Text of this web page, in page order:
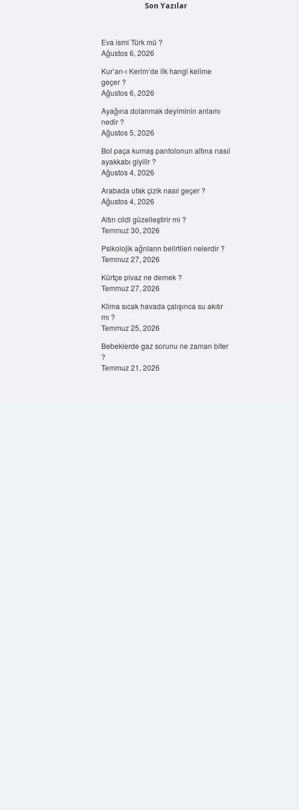
Son Yazılar
Eva ismi Türk mü ?
Ağustos 6, 2026
Kur’an-ı Kerim’de ilk hangi kelime
geçer ?
Ağustos 6, 2026
Ayağına dolanmak deyiminin anlamı
nedir ?
Ağustos 5, 2026
Bol paça kumaş pantolonun altına nasıl
ayakkabı giyilir ?
Ağustos 4, 2026
Arabada ufak çizik nasıl geçer ?
Ağustos 4, 2026
Altın cildi güzelleştirir mi ?
Temmuz 30, 2026
Psikolojik ağrıların belirtileri nelerdir ?
Temmuz 27, 2026
Kürtçe pivaz ne demek ?
Temmuz 27, 2026
Klima sıcak havada çalışınca su akıtır
mı ?
Temmuz 25, 2026
Bebeklerde gaz sorunu ne zaman biter
?
Temmuz 21, 2026